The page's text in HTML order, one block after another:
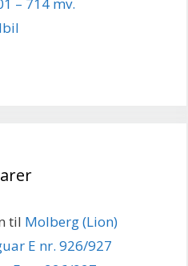
til Molberg (Lion)
E nr. 926/927